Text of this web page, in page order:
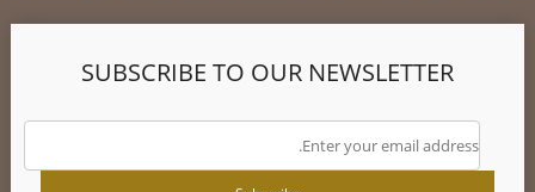
SUBSCRIBE TO OUR NEWSLETTER